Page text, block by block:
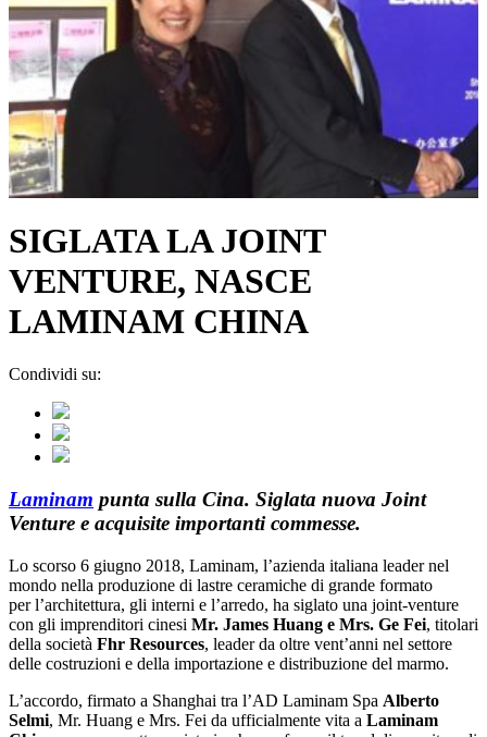
SIGLATA LA JOINT
VENTURE, NASCE
LAMINAM CHINA
Condividi su:
Laminam punta sulla Cina. Siglata nuova Joint
Venture e acquisite importanti commesse.
Lo scorso 6 giugno 2018, Laminam, l’azienda italiana leader nel
mondo nella produzione di lastre ceramiche di grande formato
per l’architettura, gli interni e l’arredo, ha siglato una joint-venture
con gli imprenditori cinesi Mr. James Huang e Mrs. Ge Fei, titolari
della società Fhr Resources, leader da oltre vent’anni nel settore
delle costruzioni e della importazione e distribuzione del marmo.
L’accordo, firmato a Shanghai tra l’AD Laminam Spa Alberto
Selmi, Mr. Huang e Mrs. Fei da ufficialmente vita a Laminam